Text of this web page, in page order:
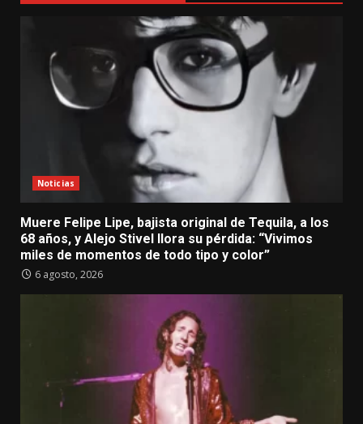
Noticias
Muere Felipe Lipe, bajista original de Tequila, a los
68 años, y Alejo Stivel llora su pérdida: “Vivimos
miles de momentos de todo tipo y color”
6 agosto, 2026